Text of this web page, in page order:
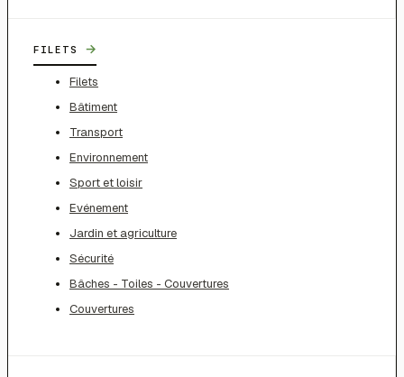
FILETS →
Filets
Bâtiment
Transport
Environnement
Sport et loisir
Evénement
Jardin et agriculture
Sécurité
Bâches - Toiles - Couvertures
Couvertures